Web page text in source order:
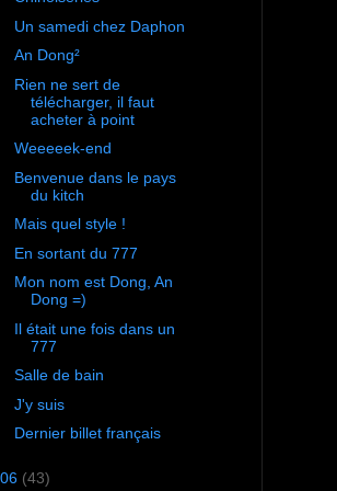
Un samedi chez Daphon
An Dong²
Rien ne sert de
télécharger, il faut
acheter à point
Weeeeek-end
Benvenue dans le pays
du kitch
Mais quel style !
En sortant du 777
Mon nom est Dong, An
Dong =)
Il était une fois dans un
777
Salle de bain
J'y suis
Dernier billet français
06 (43)